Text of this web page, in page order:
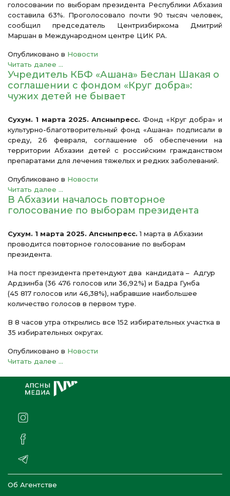
голосовании по выборам президента Республики Абхазия
составила 63%. Проголосовало почти 90 тысяч человек,
сообщил председатель Центризбиркома Дмитрий
Маршан в Международном центре ЦИК РА.
Опубликовано в Новости
Читать далее ...
Учредитель КБФ «Ашана» Беслан Шакая о
соглашении с фондом «Круг добра»:
чужих детей не бывает
Сухум. 1 марта 2025. Апсныпресс. Фонд «Круг добра» и
культурно-благотворительный фонд «Ашана» подписали в
среду, 26 февраля, соглашение об обеспечении на
территории Абхазии детей с российским гражданством
препаратами для лечения тяжелых и редких заболеваний.
Опубликовано в Новости
Читать далее ...
В Абхазии началось повторное
голосование по выборам президента
Сухум. 1 марта 2025. Апсныпресс.1 марта в Абхазии
проводится повторное голосование по выборам
президента.
На пост президента претендуют два кандидата – Адгур
Ардзинба (36 476 голосов или 36,92%) и Бадра Гунба
(45 817 голосов или 46,38%), набравшие наибольшее
количество голосов в первом туре.
В 8 часов утра открылись все 152 избирательных участка в
35 избирательных округах.
Опубликовано в Новости
Читать далее ...
Об Агентстве